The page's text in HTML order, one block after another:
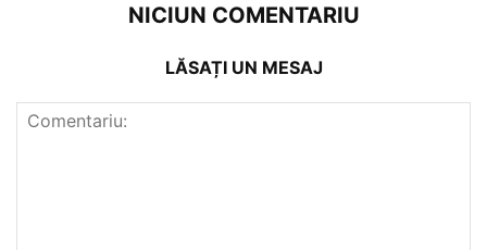
NICIUN COMENTARIU
LĂSAȚI UN MESAJ